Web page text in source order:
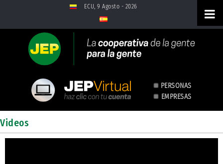
ECU, 9 Agosto - 2026
PERSONAS
EMPRESAS
Videos
Videos